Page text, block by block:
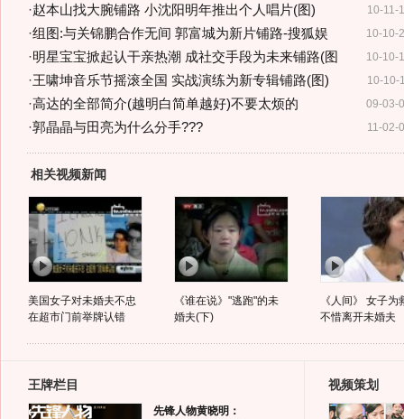
10-11-
·赵本山找大腕铺路 小沈阳明年推出个人唱片(图)
10-10-
·组图:与关锦鹏合作无间 郭富城为新片铺路-搜狐娱
10-10-
·明星宝宝掀起认干亲热潮 成社交手段为未来铺路(图
10-10-
·王啸坤音乐节摇滚全国 实战演练为新专辑铺路(图)
09-03-
·高达的全部简介(越明白简单越好)不要太烦的
11-02-
·郭晶晶与田亮为什么分手???
相关视频新闻
美国女子对未婚夫不忠
在超市门前举牌认错
《谁在说》"逃跑"的未
婚夫(下)
《人间》 女子为
不惜离开未婚夫
王牌栏目
先锋人物黄晓明：
视频策划